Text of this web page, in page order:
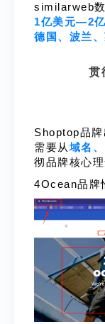
similarweb
1亿美元—2
德国、波兰
贯
Shoptop品
需要从 域名
彻品牌核心理
4Ocean品牌